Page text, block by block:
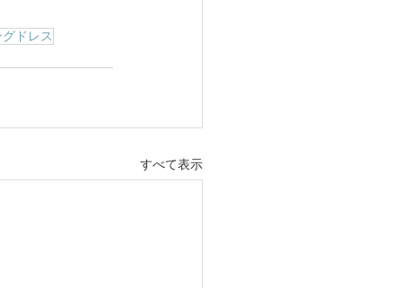
ドレス
すべて表示